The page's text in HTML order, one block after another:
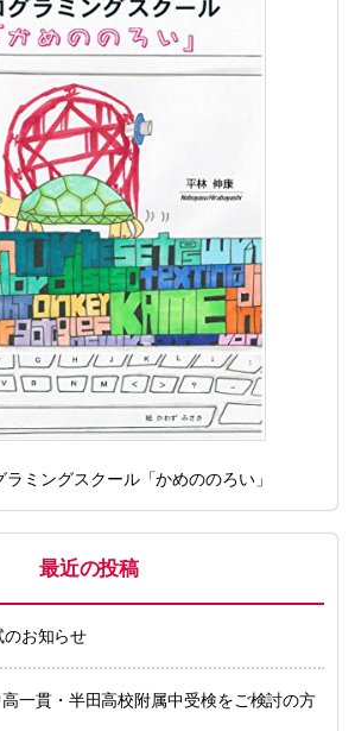
ラミングスクール「かめののろい」
最近の投稿
お知らせ
高一貫・半田高校附属中受検をご検討の方